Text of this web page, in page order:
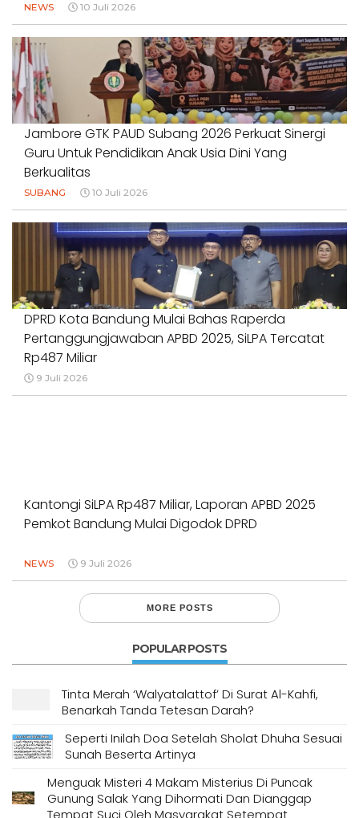
NEWS 10 Juli 2026
Jambore GTK PAUD Subang 2026 Perkuat Sinergi
Guru Untuk Pendidikan Anak Usia Dini Yang
Berkualitas
SUBANG 10 Juli 2026
DPRD Kota Bandung Mulai Bahas Raperda
Pertanggungjawaban APBD 2025, SiLPA Tercatat
Rp487 Miliar
9 Juli 2026
Kantongi SiLPA Rp487 Miliar, Laporan APBD 2025
Pemkot Bandung Mulai Digodok DPRD
NEWS 9 Juli 2026
MORE POSTS
POPULAR POSTS
Tinta Merah ‘Walyatalattof’ Di Surat Al-Kahfi,
Benarkah Tanda Tetesan Darah?
Seperti Inilah Doa Setelah Sholat Dhuha Sesuai
Sunah Beserta Artinya
Menguak Misteri 4 Makam Misterius Di Puncak
Gunung Salak Yang Dihormati Dan Dianggap
Tempat Suci Oleh Masyarakat Setempat